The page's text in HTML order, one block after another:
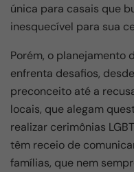
única para casais que
inesquecível para sua
Porém, o planejamento
enfrenta desafios,
preconceito até a
locais, que alegam
realizar cerimônias
têm receio de
famílias, que nem